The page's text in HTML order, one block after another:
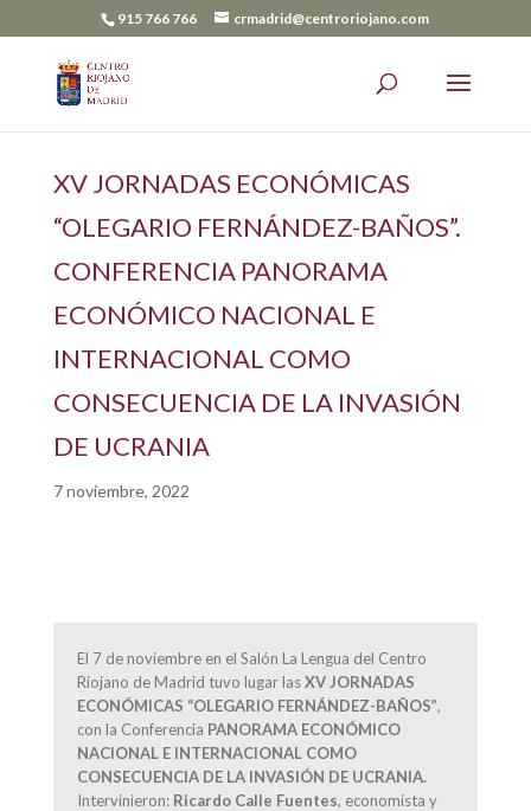
915 766 766 crmadrid@centroriojano.com
XV JORNADAS ECONÓMICAS
“OLEGARIO FERNÁNDEZ-BAÑOS”.
CONFERENCIA PANORAMA
ECONÓMICO NACIONAL E
INTERNACIONAL COMO
CONSECUENCIA DE LA INVASIÓN
DE UCRANIA
7 noviembre, 2022
El 7 de noviembre en el Salón La Lengua del Centro
Riojano de Madrid tuvo lugar lasXV JORNADAS
ECONÓMICAS “OLEGARIO FERNÁNDEZ-BAÑOS”,
con la Conferencia PANORAMA ECONÓMICO
NACIONAL E INTERNACIONAL COMO
CONSECUENCIA DE LA INVASIÓN DE UCRANIA.
Intervinieron: Ricardo Calle Fuentes, economista y